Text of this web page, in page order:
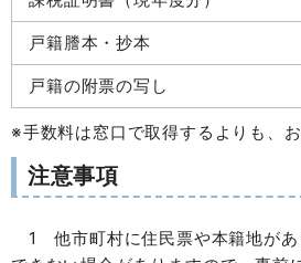
戸籍謄本・抄本
戸籍の附票の写し
※手数料は窓口で取得するよりも、
注意事項
1 他市町村に住民票や本籍地があ